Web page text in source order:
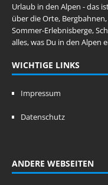
Urlaub in den Alpen - das
über die Orte,
Sommer-Erlebnisberge,
alles, was Du in den Alpen
WICHTIGE LINKS
Impressum
Datenschutz
ANDERE WEBSEITEN